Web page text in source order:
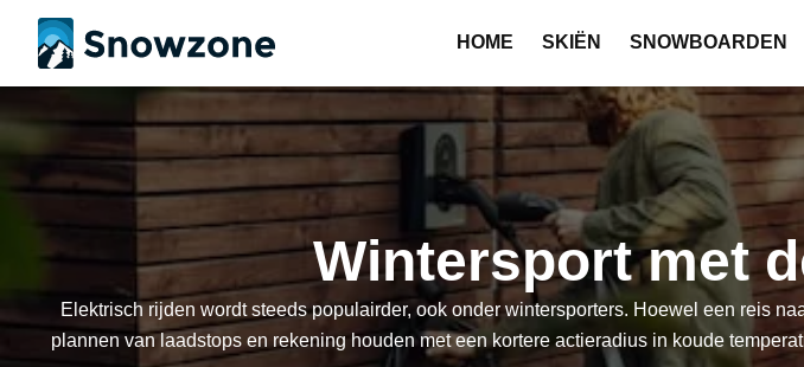
HOME SKIËN SNOWBOARDEN
Wintersport met
Elektrisch rijden wordt steeds populairder, ook onder wintersporters. Hoewel een reis
plannen van laadstops en rekening houden met een kortere actieradius in koude